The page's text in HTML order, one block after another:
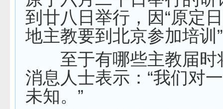
到廿八日举行，因“原定
地主教要到北京参加培训
至于有哪些主教届时
消息人士表示：“我们对
未知。”